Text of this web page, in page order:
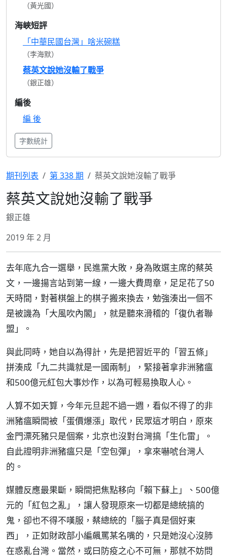
（黃光國）
海峽短評
「中華民國台灣」啥米碗糕
（李海默）
蔡英文說她沒輸了戰爭
（銀正雄）
編後
編 後
字數統計
期刊列表 第 338 期 蔡英文說她沒輸了戰爭
蔡英文說她沒輸了戰爭
銀正雄
2019 年 2 月
去年底九合一選舉，民進黨大敗，身為敗選主席的蔡英
文，一邊揚言站到第一線，一邊大費周章，足足花了50
天時間，對著棋盤上的棋子搬來換去，勉強湊出一個不
是被譏為「大風吹內閣」，就是聽來滑稽的「復仇者聯
盟」。
與此同時，她自以為得計，先是把習近平的「習五條」
拼湊成「九二共識就是一國兩制」，緊接著拿非洲豬瘟
和500億元紅包大事炒作，以為可輕易換取人心。
人算不如天算，今年元旦起不過一週，看似不得了的非
洲豬瘟瞬間被「蛋價爆漲」取代，民眾這才明白，原來
金門漂死豬只是個案，北京也沒對台灣搞「生化雷」。
自此證明非洲豬瘟只是「空包彈」，拿來嚇唬台灣人
的。
媒體反應最果斷，瞬間把焦點移向「賴下蘇上」、500億
元的「紅包之亂」，讓人發現原來一切都是總統搞的
鬼，卻也不得不嘆服，蔡總統的「腦子真是個好東
西」，正如財政部小編飆罵某名嘴的，只是她沒心沒肺
在惑亂台灣。當然，或曰防疫之心不可無，那就不妨問